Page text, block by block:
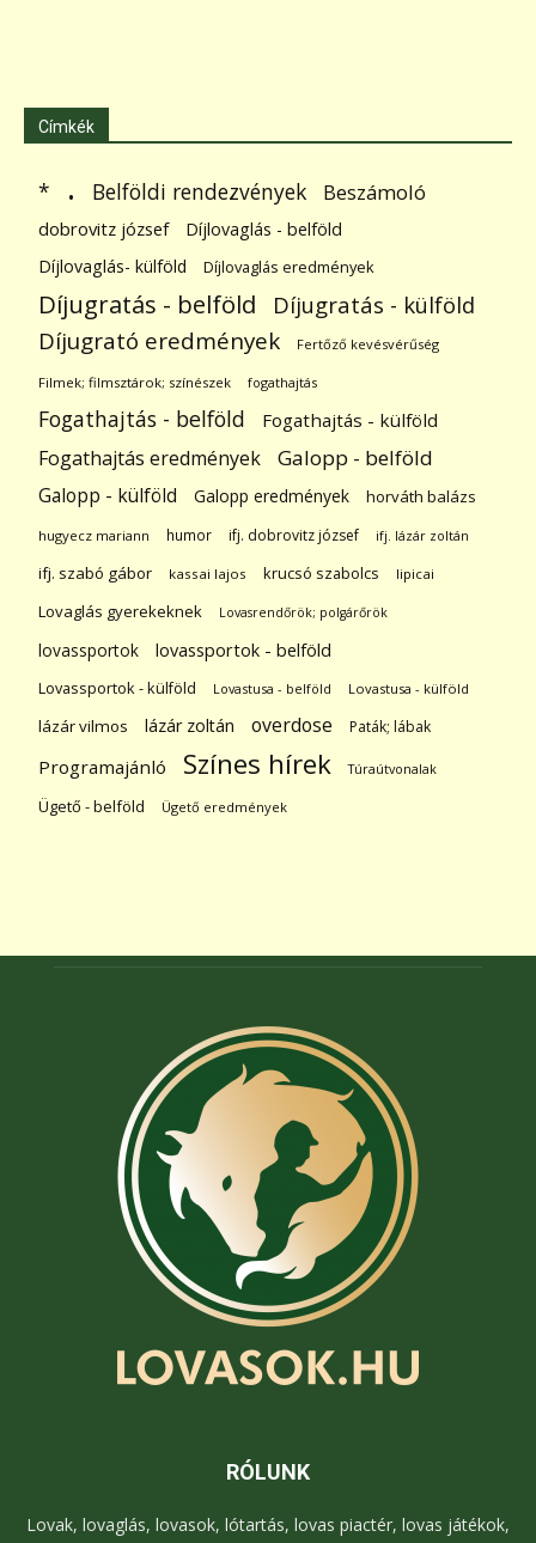
Címkék
* . Belföldi rendezvények Beszámoló
dobrovitz józsef
Díjlovaglás - belföld
Díjlovaglás- külföld
Díjlovaglás eredmények
Díjugratás - belföld Díjugratás - külföld
Díjugrató eredmények Fertőző kevésvérűség
Filmek; filmsztárok; színészek fogathajtás
Fogathajtás - belföld Fogathajtás - külföld
Fogathajtás eredmények Galopp - belföld
Galopp - külföld Galopp eredmények horváth balázs
hugyecz mariann humor ifj. dobrovitz józsef ifj. lázár zoltán
ifj. szabó gábor kassai lajos krucsó szabolcs lipicai
Lovaglás gyerekeknek Lovasrendőrök; polgárőrök
lovassportok lovassportok - belföld
Lovassportok - külföld Lovastusa - belföld Lovastusa - külföld
lázár vilmos lázár zoltán overdose Paták; lábak
Programajánló Színes hírek Túraútvonalak
Ügető - belföld Ügető eredmények
RÓLUNK
Lovak, lovaglás, lovasok, lótartás, lovas piactér, lovas játékok,